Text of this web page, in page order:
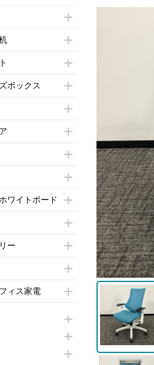
の他
スク（ベンチデスク）
ット
ールラック）
ボックス
カー
ー
・下駄箱
ブル
ブル
ブル
～
～
ーブル
ーティングチェア
ティングチェア
ティングチェア
ィングチェア
アその他
の他
ワイトボード
ーション
の他
ード
の他
フォン）
ー機
ー
説台
ポールハンガー
キャビネット
・サイドテーブル
ィス家電
ター類